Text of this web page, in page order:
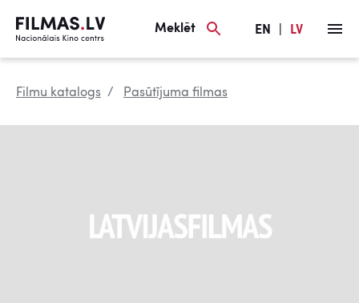
Meklēt EN LV
Filmu katalogs Pasūtījuma filmas